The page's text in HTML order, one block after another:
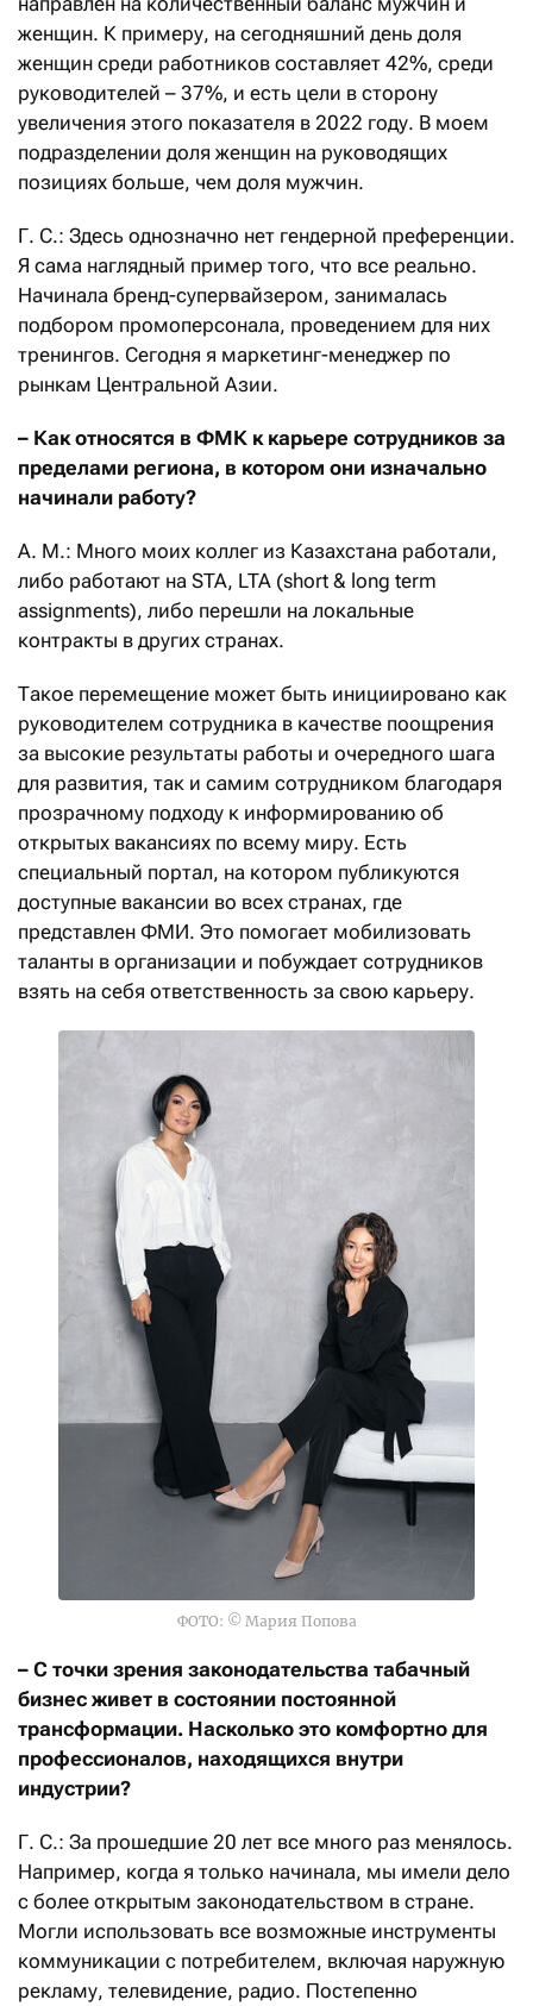
женщин. К примеру, на сегодняшний день доля
женщин среди работников составляет 42%, среди
руководителей – 37%, и есть цели в сторону
увеличения этого показателя в 2022 году. В моем
подразделении доля женщин на руководящих
позициях больше, чем доля мужчин.
Г. С.: Здесь однозначно нет гендерной преференции.
Я сама наглядный пример того, что все реально.
Начинала бренд-супервайзером, занималась
подбором промоперсонала, проведением для них
тренингов. Сегодня я маркетинг-менеджер по
рынкам Центральной Азии.
– Как относятся в ФМК к карьере сотрудников за
пределами региона, в котором они изначально
начинали работу?
А. М.: Много моих коллег из Казахстана работали,
либо работают на STA, LTA (short & long term
assignments), либо перешли на локальные
контракты в других странах.
Такое перемещение может быть инициировано как
руководителем сотрудника в качестве поощрения
за высокие результаты работы и очередного шага
для развития, так и самим сотрудником благодаря
прозрачному подходу к информированию об
открытых вакансиях по всему миру. Есть
специальный портал, на котором публикуются
доступные вакансии во всех странах, где
представлен ФМИ. Это помогает мобилизовать
таланты в организации и побуждает сотрудников
взять на себя ответственность за свою карьеру.
ФОТО: © Мария Попова
– С точки зрения законодательства табачный
бизнес живет в состоянии постоянной
трансформации. Насколько это комфортно для
профессионалов, находящихся внутри
индустрии?
Г. С.: За прошедшие 20 лет все много раз менялось.
Например, когда я только начинала, мы имели дело
с более открытым законодательством в стране.
Могли использовать все возможные инструменты
коммуникации с потребителем, включая наружную
рекламу, телевидение, радио. Постепенно